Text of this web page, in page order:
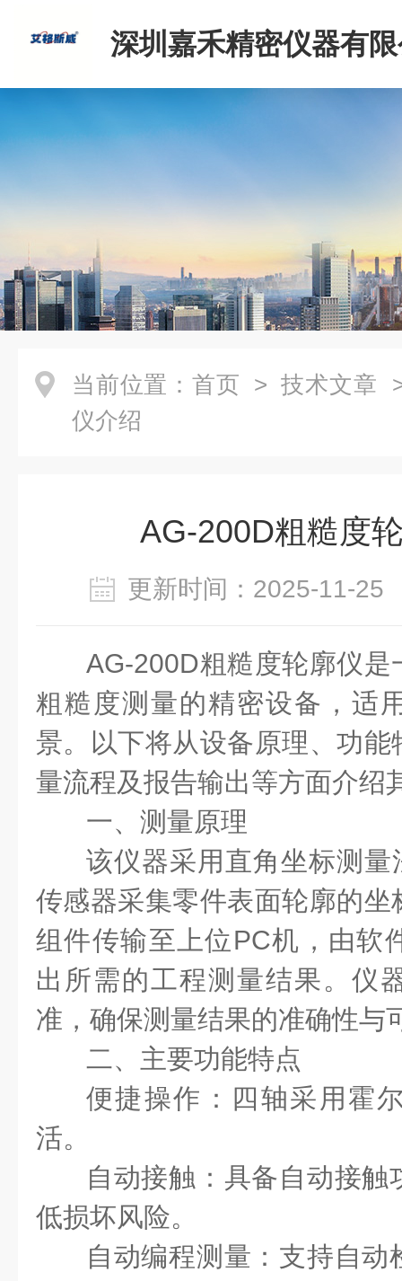
深圳嘉禾精密仪器有
当前位置： 首页 > 技术文章
仪介绍
AG-200D粗糙度
更新时间：2025-11-
AG-200D粗糙度轮廓仪
粗糙度测量的精密设备，适
景。以下将从设备原理、功
量流程及报告输出等方面介绍
一、测量原理
该仪器采用直角坐标测
传感器采集零件表面轮廓的
组件传输至上位PC机，由软
出所需的工程测量结果。仪
准，确保测量结果的准确性与
二、主要功能特点
便捷操作：四轴采用霍
活。
自动接触：具备自动接触
低损坏风险。
自动编程测量：支持自动